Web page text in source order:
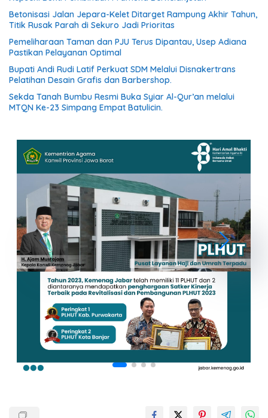
Betonisasi Jalan Jepara-Kelet Ditarget Rampung Akhir Tahun,
Titik Rusak Parah di Sekuro Jadi Prioritas
Pemeliharaan Taman dan PJU Terus Dipantau, Usep Adiana
Pastikan Pelayanan Optimal
Bupati Andi Rudi Latif Perkuat SDM Melalui Disnakertrans
Pelatihan Desain Grafis dan Barbershop.
Sekda Tanah Bumbu Resmi Buka Syiar Al-Qur’an melalui
MTQN Ke-23 Simpang Empat Batulicin.